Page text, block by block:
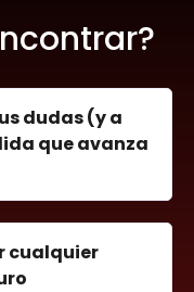
dudas (y a
que avanza
cualquier